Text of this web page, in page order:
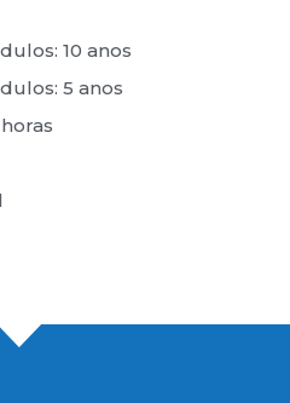
10 anos
5 anos